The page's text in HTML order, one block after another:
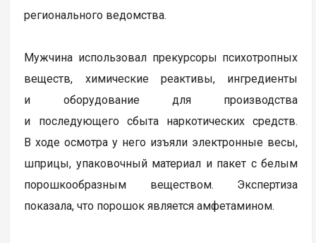
регионального ведомства.
Мужчина использовал прекурсоры психотропных
веществ, химические реактивы, ингредиенты
и оборудование для производства
и последующего сбыта наркотических средств.
В ходе осмотра у него изъяли электронные весы,
шприцы, упаковочный материал и пакет с белым
порошкообразным веществом. Экспертиза
показала, что порошок является амфетамином.